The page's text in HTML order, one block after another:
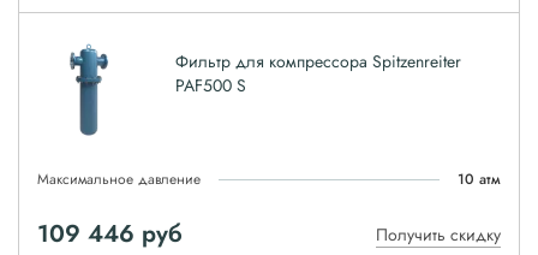
Фильтр для компрессора Spitzenreiter
PAF500 S
Максимальное давление 10 атм
109 446 руб Получить скидку